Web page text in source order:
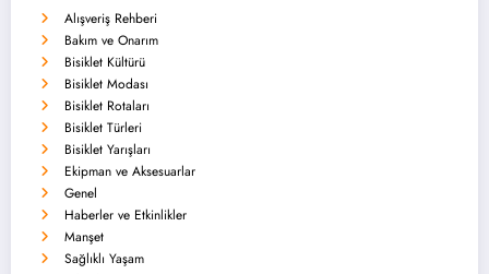
Alışveriş Rehberi
Bakım ve Onarım
Bisiklet Kültürü
Bisiklet Modası
Bisiklet Rotaları
Bisiklet Türleri
Bisiklet Yarışları
Ekipman ve Aksesuarlar
Genel
Haberler ve Etkinlikler
Manşet
Sağlıklı Yaşam